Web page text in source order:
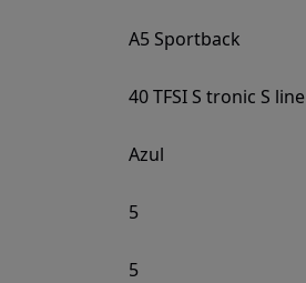
A5 Sportback
40 TFSI S tronic S line
Azul
5
5